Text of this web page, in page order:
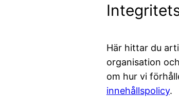
Här hittar du
organisation
om hur vi
innehållspolicy.